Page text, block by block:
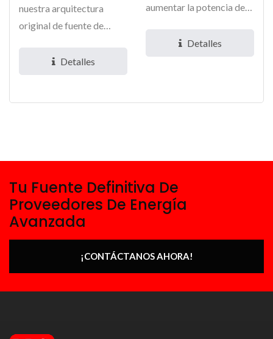
nuestra arquitectura
original de fuente de
bastidor... Detalles
aumentar la potencia de
reduciendo...Detalles
Tu Fuente Definitiva De
Proveedores De Energía
Avanzada
¡CONTÁCTANOS AHORA!